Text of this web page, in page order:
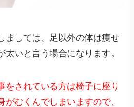
ましては、足以外の体は痩せ
太いと言う場合になります。
をされている方は椅子に座り
がむくんでしまいますので、